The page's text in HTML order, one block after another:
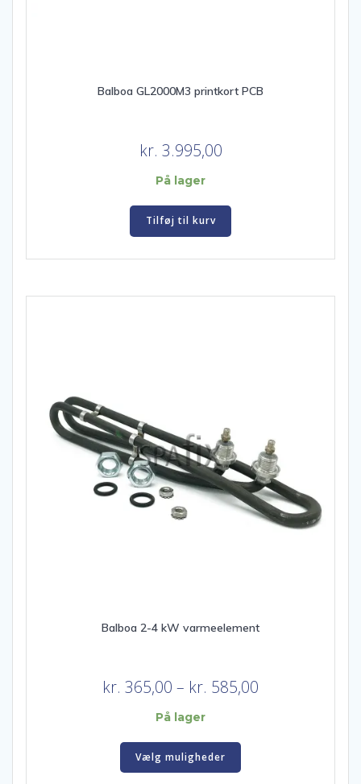
Balboa GL2000M3 printkort PCB
kr. 3.995,00
På lager
Tilføj til kurv
Balboa 2-4 kW varmeelement
kr. 365,00 – kr. 585,00
På lager
Vælg muligheder
Dette
har